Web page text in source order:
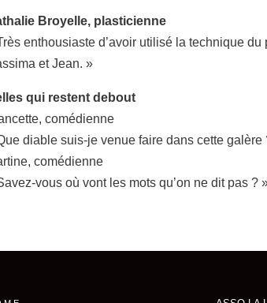
Broyelle, plasticienne
enthousiaste d’avoir utilisé la technique
et Jean. »
qui restent debout
comédienne
diable suis-je venue faire dans cette galère
comédienne
vous où vont les mots qu’on ne dit pas ?